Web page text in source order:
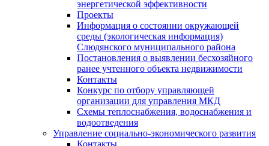
энергетической эффективности
Проекты
Информация о состоянии окружающей
среды (экологическая информация)
Слюдянского муниципального района
Постановления о выявлении бесхозяйного
ранее учтенного объекта недвижимости
Контакты
Конкурс по отбору управляющей
организации для управления МКД
Схемы теплоснабжения, водоснабжения и
водоотведения
Управление социально-экономического развития
Контакты